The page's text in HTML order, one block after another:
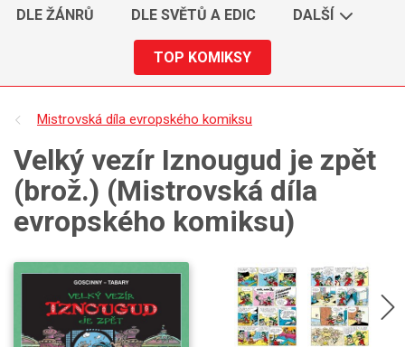
DLE ŽÁNRŮ DLE SVĚTŮ A EDIC DALŠÍ
TOP KOMIKSY
Mistrovská díla evropského komiksu
Velký vezír Iznougud je zpět
(brož.) (Mistrovská díla
evropského komiksu)